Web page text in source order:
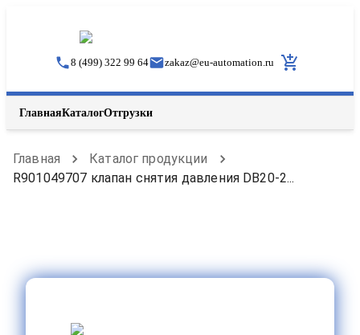
8 (499) 322 99 64 zakaz@eu-automation.ru
ГлавнаяКаталогОтгрузки
Главная
Каталог продукции
R901049707 клапан снятия давления DB20-2...